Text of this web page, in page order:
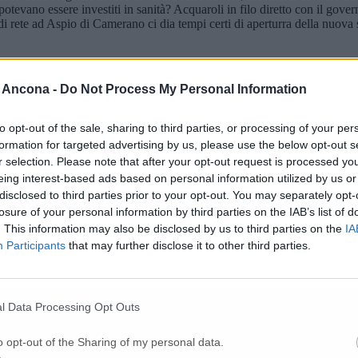
- Do Not Process My Personal Information
opt-out of the sale, sharing to third parties, or processing of your
for targeted advertising by us, please use the below opt-out
selection. Please note that after your opt-out request is processed
interest-based ads based on personal information utilized by us
to third parties prior to your opt-out. You may separately
of your personal information by third parties on the IAB’s list of
This information may also be disclosed by us to third parties on the
Participants that may further disclose it to other third parties.
Data Processing Opt Outs
opt-out of the Sharing of my personal data.
essere investiti in sanità? Acquaroli in filo diretto con il
rete ad Aspio di Camerano ci dia tempi certi di aperturra della
all’ospedale di Loreto, riapertura
approvata la mozione regionale di Latini
di famiglia: sui nodi della sanità si
coordinare al meglio ospedali e servizi